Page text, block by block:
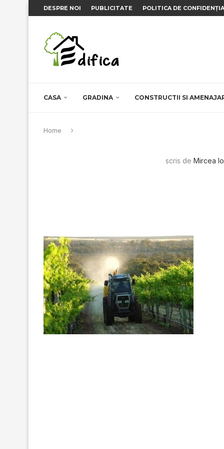
DESPRE NOI PUBLICITATE POLITICA DE
CASA GRADINA CONSTRUCTII SI
Home
scris de Mircea